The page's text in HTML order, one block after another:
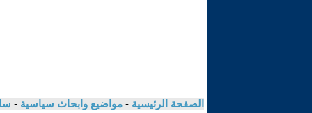
الصفحة الرئيسية - مواضيع وابحاث سياسية -